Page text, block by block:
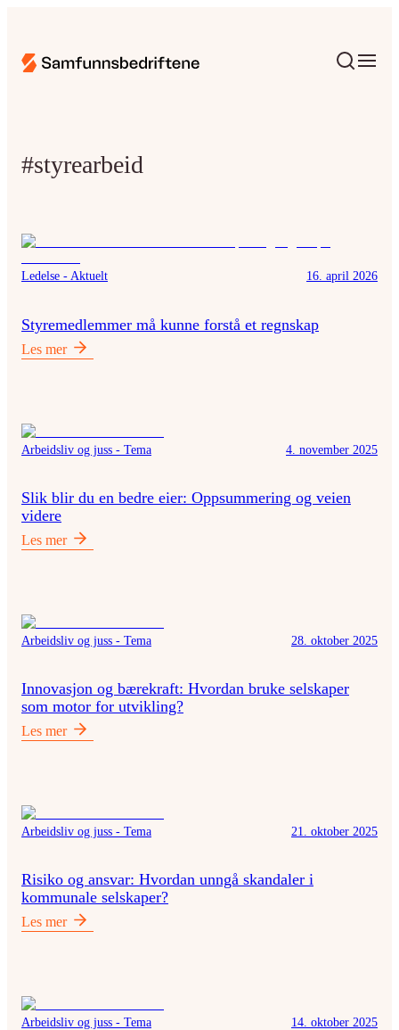
#styrearbeid
Ledelse - Aktuelt 16. april 2026
Styremedlemmer må kunne forstå et regnskap
Les mer
Arbeidsliv og juss - Tema 4. november 2025
Slik blir du en bedre eier: Oppsummering og veien
videre
Les mer
Arbeidsliv og juss - Tema 28. oktober 2025
Innovasjon og bærekraft: Hvordan bruke selskaper
som motor for utvikling?
Les mer
Arbeidsliv og juss - Tema 21. oktober 2025
Risiko og ansvar: Hvordan unngå skandaler i
kommunale selskaper?
Les mer
Arbeidsliv og juss - Tema 14. oktober 2025